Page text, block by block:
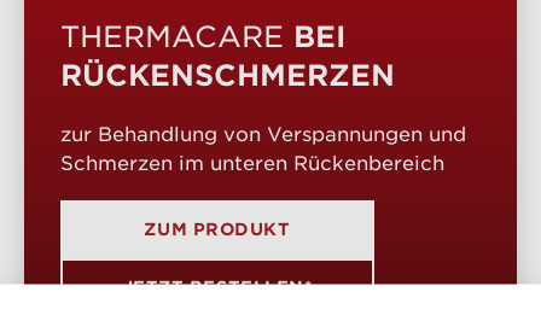
THERMACARE BEI
RÜCKENSCHMERZEN
zur Behandlung von Verspannungen und
Schmerzen im unteren Rückenbereich
ZUM PRODUKT
JETZT BESTELLEN*